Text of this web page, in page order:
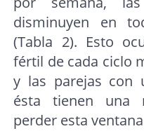
disminuyen en
(Tabla 2). Esto
fértil de cada ciclo
y las parejas con
ésta tienen una
perder esta